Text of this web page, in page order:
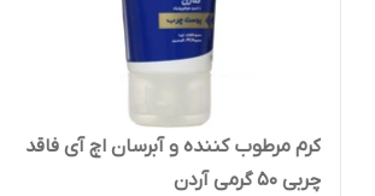
کرم مرطوب کننده و آبرسان اچ آی فاقد
چربی 50 گرمی آردن